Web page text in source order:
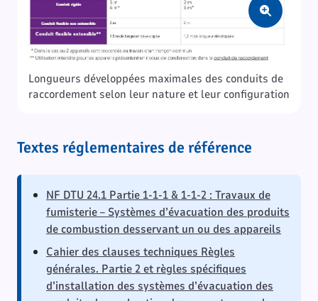
Zoom
Longueurs développées maximales des conduits de
raccordement selon leur nature et leur configuration
Textes réglementaires de référence
NF DTU 24.1 Partie 1-1-1 & 1-1-2 : Travaux de
fumisterie – Systèmes d’évacuation des produits
de combustion desservant un ou des appareils
Cahier des clauses techniques Règles
générales. Partie 2 et règles spécifiques
d’installation des systèmes d’évacuation des